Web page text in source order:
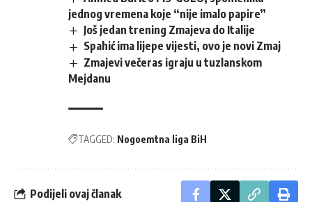
jednog vremena koje “nije imalo papire”
Još jedan trening Zmajeva do Italije
Spahić ima lijepe vijesti, ovo je novi Zmaj
Zmajevi večeras igraju u tuzlanskom
Mejdanu
TAGGED: Nogoemtna liga BiH
Podijeli ovaj članak